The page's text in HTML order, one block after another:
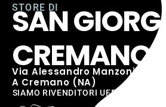
STORE DI
SAN
CREMANO
Via Alessandro Manzoni, 177
A Cremano (NA)
⁠SIAMO RIVENDITORI UFFICIALI: